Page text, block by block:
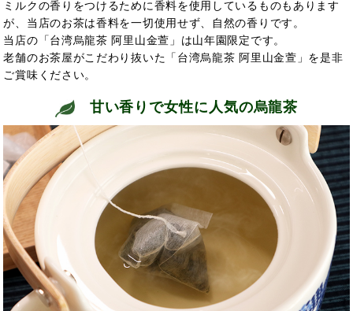
ミルクの香りをつけるために香料を使用しているものもあります
が、当店のお茶は香料を一切使用せず、自然の香りです。
当店の「台湾烏龍茶 阿里山金萱」は山年園限定です。
老舗のお茶屋がこだわり抜いた「台湾烏龍茶 阿里山金萱」を是非
ご賞味ください。
甘い香りで女性に人気の烏龍茶